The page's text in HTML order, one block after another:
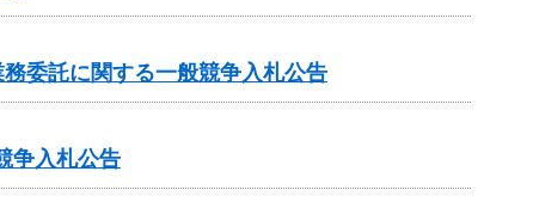
委託に関する一般競争入札公告
争入札公告